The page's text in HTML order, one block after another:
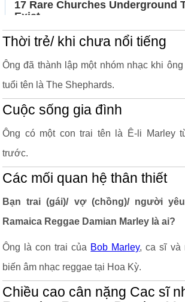
Thời trẻ/ khi chưa nổi tiếng
Ông đã thành lập một nhóm nhạc khi
tuổi tên là The Shephards.
Cuộc sống gia đình
Ông có một con trai tên là Ê-li Marley
trước.
Các mối quan hệ thân thiết
Bạn trai (gái)/ vợ (chồng)/ người
Ramaica Reggae Damian Marley là ai?
Ông là con trai của Bob Marley, ca sĩ và
biến âm nhạc reggae tại Hoa Kỳ.
Chiều cao cân nặng Cac sĩ